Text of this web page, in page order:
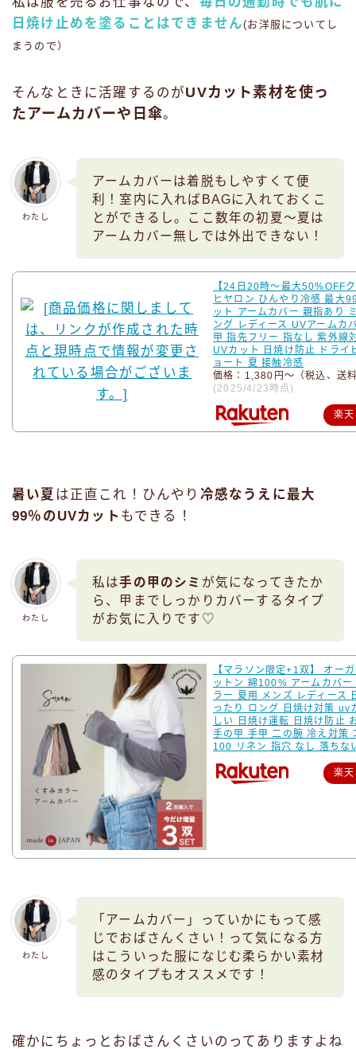
日焼け止めを塗ることはできません(お洋服についてし
まうので）
そんなときに活躍するのがUVカット素材を使っ
たアームカバーや日傘。
わたし
アームカバーは着脱もしやすくて便
利！室内に入ればBAGに入れておくこ
とができるし。ここ数年の初夏～夏は
アームカバー無しでは外出できない！
【24日20時〜最大50%OFF
ヒヤロン ひんやり冷感 最大
ット アームカバー 親指あり
ング レディース UVアームカ
甲 指先フリー 指なし 紫外線
UVカット 日焼け防止 ドライ
ョート 夏 接触冷感
価格：1,380円～（税込、送
(2025/4/23時点)
楽
暑い夏 は正直これ！ひんやり 冷感なうえに最大
99％のUVカット もできる！
わたし
私は手の甲のシミ が気になってきたか
ら、甲までしっかりカバーするタイプ
がお気に入りです♡
【マラソン限定+1双】 オー
ットン 綿100% アームカバー
ラー 夏用 メンズ レディース
ったり ロング 日焼け対策 uv
しい 日焼け運転 日焼け防止
手の甲 手甲 二の腕 冷え対策
100 リネン 指穴 なし 落ちな
楽
わたし
「アームカバー」っていかにもって感
じでおばさんくさい！って気になる方
はこういった服になじむ柔らかい素材
感のタイプもオススメです！
確かにちょっとおばさんくさいのってありますよね